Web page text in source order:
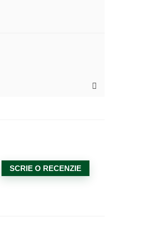
SCRIE O RECENZIE